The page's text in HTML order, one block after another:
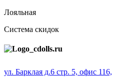
Лояльная
Система скидок
ул. Барклая д.6 стр. 5, офис 116,